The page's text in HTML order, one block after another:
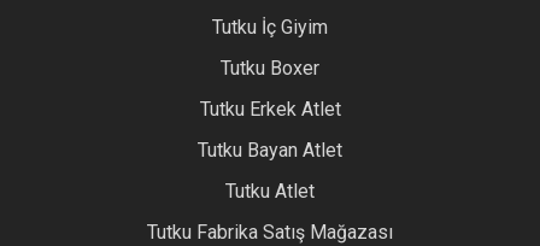
Tutku İç Giyim
Tutku Boxer
Tutku Erkek Atlet
Tutku Bayan Atlet
Tutku Atlet
Tutku Fabrika Satış Mağazası